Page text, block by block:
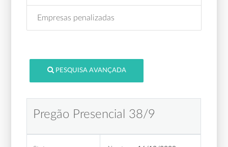
Empresas penalizadas
PESQUISA AVANÇADA
Pregão Presencial 38/9